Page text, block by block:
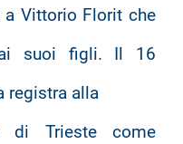
a Vittorio Florit che
ai suoi figli. Il 16
registra alla
di Trieste come